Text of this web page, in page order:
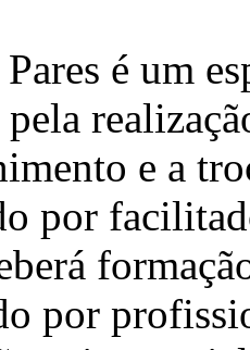
é um
pela
e a
por
por